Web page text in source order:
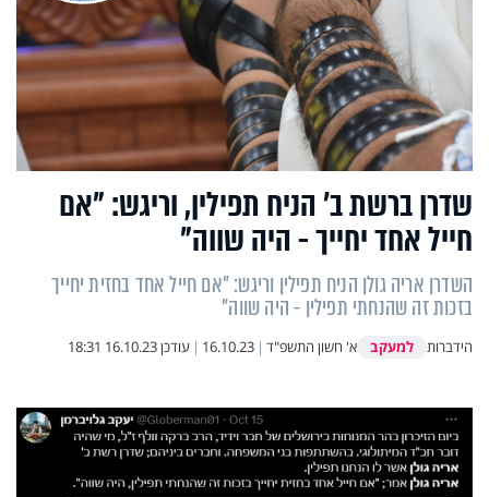
שדרן ברשת ב' הניח תפילין, וריגש: "אם
חייל אחד יחייך - היה שווה"
השדרן אריה גולן הניח תפילין וריגש: "אם חייל אחד בחזית יחייך
בזכות זה שהנחתי תפילין - היה שווה"
הידברות למעקב א' חשון התשפ"ד |
16.10.23
| עודכן16.10.23 18:31